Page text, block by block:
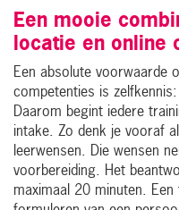
Een mooie
locatie en online
Een absolute voorwaarde
competenties is
Daarom begint iedere
intake. Zo denk je vooraf
leerwensen. Die wensen
voorbereiding. Het
maximaal 20 minuten.